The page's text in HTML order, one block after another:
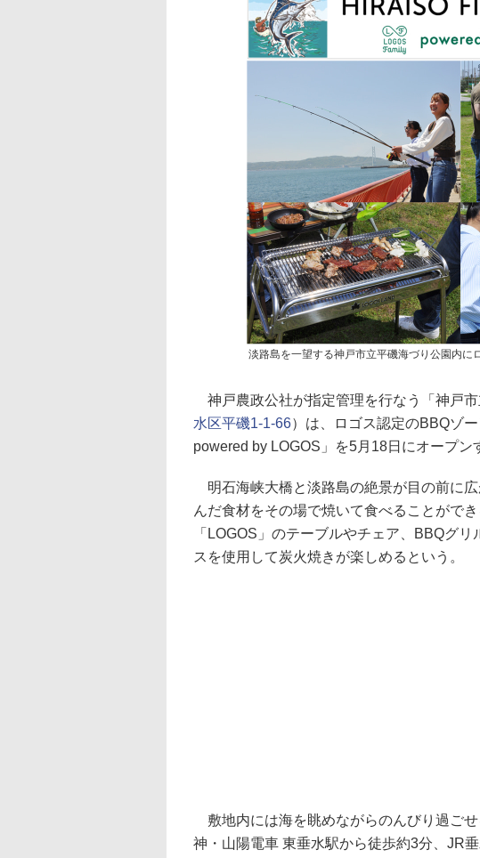
淡路島を一望する神戸市立平磯海づり公園内に
神戸農政公社が指定管理を行なう「神戸
水区平磯1-1-66）は、ロゴス認定のBBQゾ
powered by LOGOS」を5月18日にオープン
明石海峡大橋と淡路島の絶景が目の前に
んだ食材をその場で焼いて食べることがで
「LOGOS」のテーブルやチェア、BBQグ
スを使用して炭火焼きが楽しめるという。
敷地内には海を眺めながらのんびり過ご
神・山陽電車 東垂水駅から徒歩約3分、JR垂